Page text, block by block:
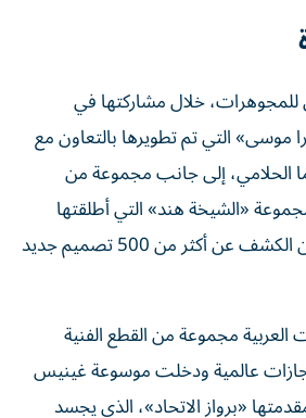
خلال مشاركتها في
التي تم تطويرها بالتعاون مع
الحلامي، إلى جانب مجموعة من
«الشيخة هند» التي أطلقتها
العام الماضي، فضلاً عن الكشف عن أكثر من 500 تصميم جديد
مجموعة من القطع الفنية
عالمية ودخلت موسوعة غينيس
«برواز الاتحاد»، الذي يجسد